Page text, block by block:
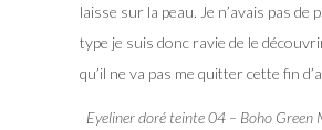
laisse sur la peau. Je n’avais pas de
type je suis donc ravie de le
qu’il ne va pas me quitter cette fin
Eyeliner doré teinte 04 – Boho Green